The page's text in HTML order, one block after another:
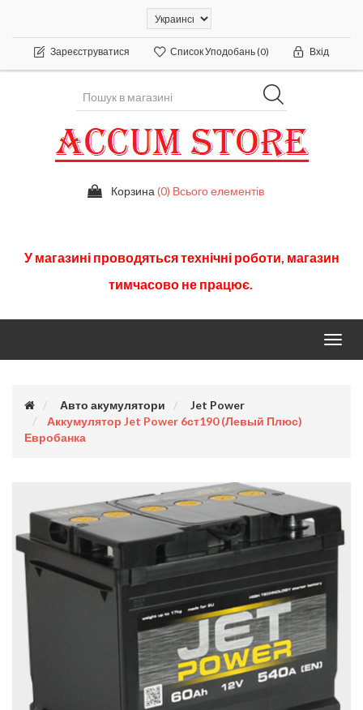
Зареєструватися Список Уподобань(0) Вхід
Корзина (0) Всього елементів
У магазині проводятьсятехнічні роботи, магазин
тимчасово не працює.
Авто акумулятори
Jet Power
Аккумулятор Jet Power 6ст190 (левый Плюс)
Евробанка